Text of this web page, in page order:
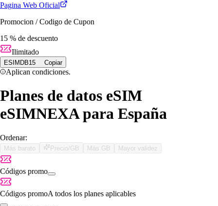
Pagina Web Oficial
Promocion / Codigo de Cupon
15 % de descuento
Ilimitado
ESIMDB15 Copiar
Aplican condiciones.
Planes de datos eSIM
eSIMNEXA para España
Ordenar:
Más barato Precio/GB Más GB Mayor validez
Códigos promo
Códigos promoA todos los planes aplicables